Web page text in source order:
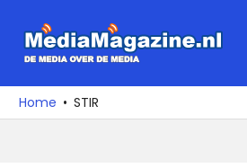
naar
media
over
Home STIR